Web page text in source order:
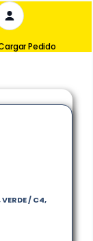
Pedido
/ C4,